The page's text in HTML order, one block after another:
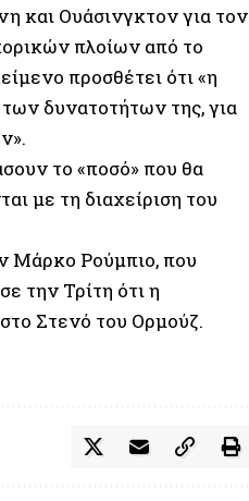
και Ουάσινγκτον για τον
πλοίων από το
προσθέτει ότι «η
δυνατοτήτων της, για
το «ποσό» που θα
με τη διαχείριση του
Μάρκο Ρούμπιο, που
την Τρίτη ότι η
Στενό του Ορμούζ.